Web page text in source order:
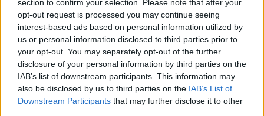
section to confirm your selection. Please note that after your
opt-out request is processed you may continue seeing
interest-based ads based on personal information utilized by
us or personal information disclosed to third parties prior to
your opt-out. You may separately opt-out of the further
disclosure of your personal information by third parties on the
IAB’s list of downstream participants. This information may
also be disclosed by us to third parties on the IAB’s List of
Downstream Participants that may further disclose it to other
Le sensazioni positive delle scorse oresono
state confermate dai fatti:Henrikh Mkhitaryan
ci sarà nella finale di Champions League. Il
centrocampista armeno oggi è allenato in
gruppo col resto dei compagni e dunque sarà
un'arma in più per l'Inter di Inzaghi, in vista
dell'appuntamento più importante della stagione